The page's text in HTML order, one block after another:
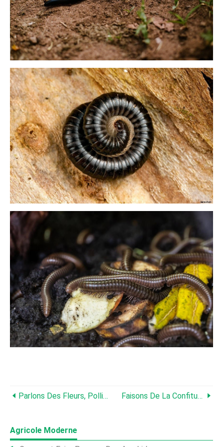
Parlons Des Fleurs, Pollinisateurs Et Insectes Utiles ! Faisons De La Confiture De Tomates Au Fruit De La Passion !
Agricole Moderne